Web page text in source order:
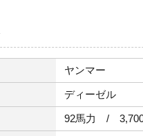
ヤンマー
ディーゼル
92馬力 /